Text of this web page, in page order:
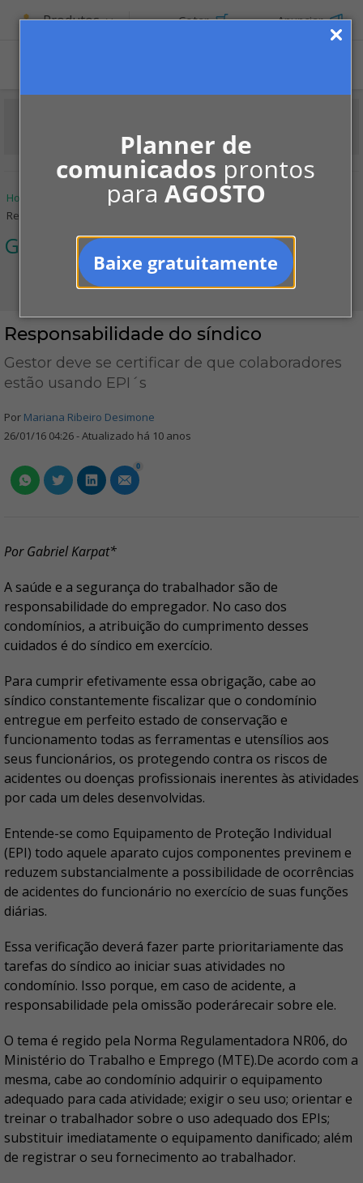
Planner de
comunicados prontos
para AGOSTO
Baixe gratuitamente
Produtos Cotar Anunciar
Home Colunistas
Gabriel Karpat
Responsabilidade do síndico
Gabriel Karpat
Responsabilidade do síndico
Gestor deve se certificar de que colaboradores
estão usando EPI´s
Por Mariana Ribeiro Desimone
26/01/16 04:26 - Atualizado há 10 anos
0
Por Gabriel Karpat*
A saúde e a segurança do trabalhador são de
responsabilidade do empregador. No caso dos
condomínios, a atribuição do cumprimento desses
cuidados é do síndico em exercício.
Para cumprir efetivamente essa obrigação, cabe ao
síndico constantemente fiscalizar que o condomínio
entregue em perfeito estado de conservação e
funcionamento todas as ferramentas e utensílios aos
seus funcionários, os protegendo contra os riscos de
acidentes ou doenças profissionais inerentes às atividades
por cada um deles desenvolvidas.
Entende-se como Equipamento de Proteção Individual
(EPI) todo aquele aparato cujos componentes previnem e
reduzem substancialmente a possibilidade de ocorrências
de acidentes do funcionário no exercício de suas funções
diárias.
Essa verificação deverá fazer parte prioritariamente das
tarefas do síndico ao iniciar suas atividades no
condomínio. Isso porque, em caso de acidente, a
responsabilidade pela omissão poderárecair sobre ele.
O tema é regido pela Norma Regulamentadora NR06, do
Ministério do Trabalho e Emprego (MTE).De acordo com a
mesma, cabe ao condomínio adquirir o equipamento
adequado para cada atividade; exigir o seu uso; orientar e
treinar o trabalhador sobre o uso adequado dos EPIs;
substituir imediatamente o equipamento danificado; além
de registrar o seu fornecimento ao trabalhador.